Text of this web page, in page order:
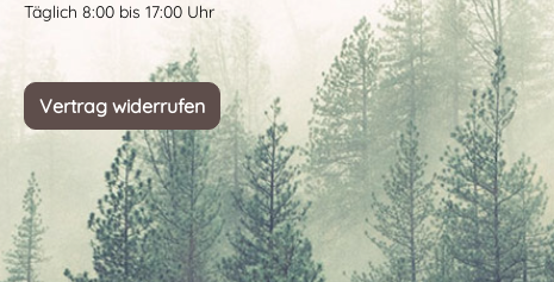
Täglich 8:00 bis 17:00 Uhr
Vertrag widerrufen